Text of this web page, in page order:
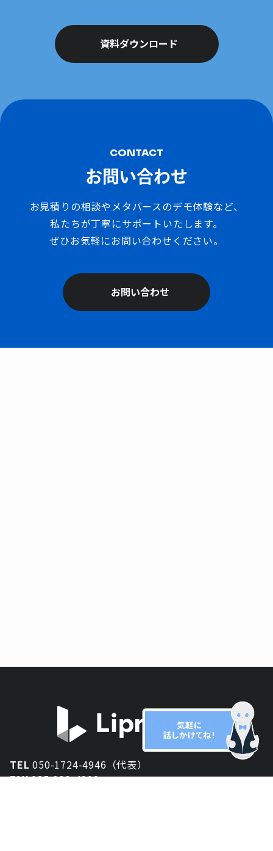
資料ダウンロード
CONTACT
お問い合わせ
お見積りの相談やメタバースのデモ体験など、
私たちが丁寧にサポートいたします。
ぜひお気軽にお問い合わせください。
お問い合わせ
TEL050-1724-4946（代表）
FAX025-333-4900